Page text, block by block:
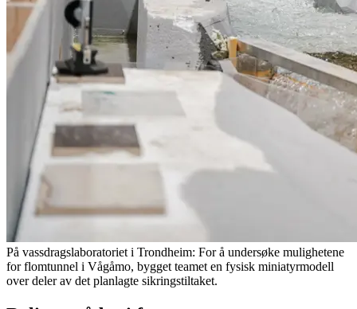
På vassdragslaboratoriet i Trondheim: For å undersøke mulighetene
for flomtunnel i Vågåmo, bygget teamet en fysisk miniatyrmodell
over deler av det planlagte sikringstiltaket.